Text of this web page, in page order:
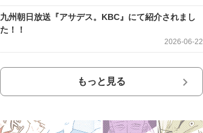
九州朝日放送『アサデス。KBC』にて紹介されまし
た！！
2026-06-22
もっと見る